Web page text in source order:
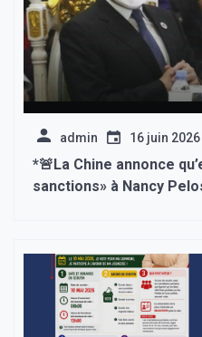
admin 16 juin 2026
*🚨La Chine annonce
sanctions» à Nancy